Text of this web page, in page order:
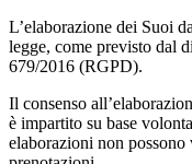
L’elaborazione dei Suoi
legge, come previsto dal
679/2016 (RGPD).
Il consenso
è impartito su base
elaborazioni non